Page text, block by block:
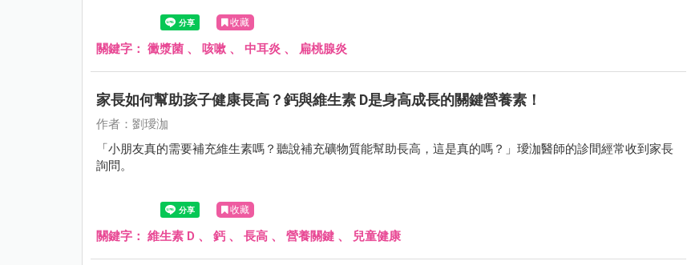
收藏
關鍵字： 黴漿菌 、 咳嗽 、 中耳炎 、 扁桃腺炎
家長如何幫助孩子健康長高？鈣與維生素 D是身高成長的關鍵營養素！
作者：劉璦泇
「小朋友真的需要補充維生素嗎？聽說補充礦物質能幫助長高，這是真的嗎？」璦泇醫師的診間經常收到家長
詢問。
收藏
關鍵字： 維生素 D 、 鈣、 長高 、 營養關鍵 、 兒童健康